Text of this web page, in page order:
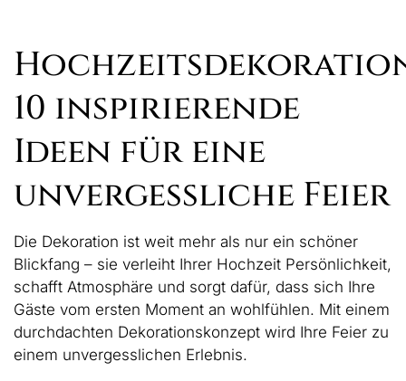
10 inspirierende
Ideen für eine
unvergessliche Feier
Die Dekoration ist weit mehr als nur ein schöner
Blickfang – sie verleiht Ihrer Hochzeit Persönlichkeit,
schafft Atmosphäre und sorgt dafür, dass sich Ihre
Gäste vom ersten Moment an wohlfühlen. Mit einem
durchdachten Dekorationskonzept wird Ihre Feier zu
einem unvergesslichen Erlebnis.